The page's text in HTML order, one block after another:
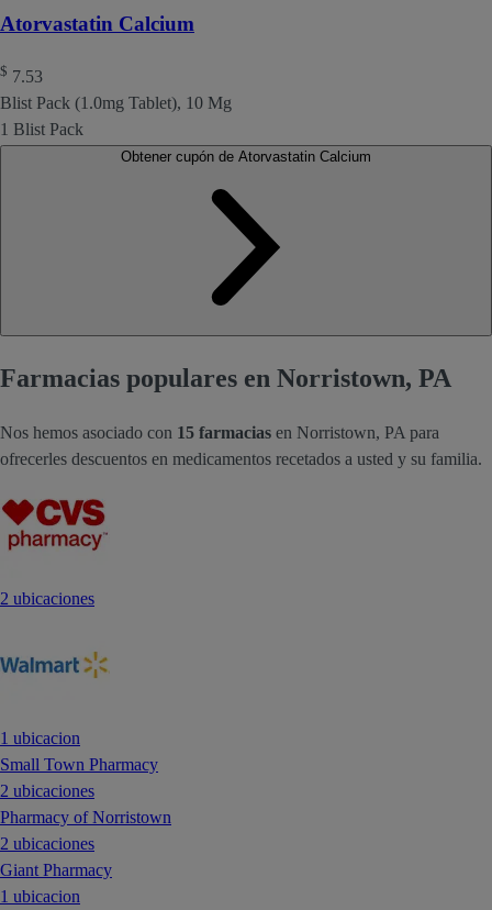
Atorvastatin Calcium
$ 7.53
Blist Pack (1.0mg Tablet), 10 Mg
1 Blist Pack
Farmacias populares en Norristown, PA
Nos hemos asociado con 15 farmacias en Norristown, PA para
ofrecerles descuentos en medicamentos recetados a usted y su familia.
2 ubicaciones
1 ubicacion
Small Town Pharmacy
2 ubicaciones
Pharmacy of Norristown
2 ubicaciones
Giant Pharmacy
1 ubicacion